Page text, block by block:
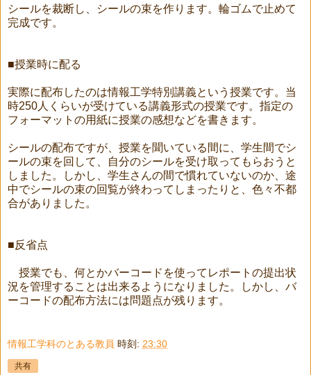
シールを裁断し、シールの束を作ります。輪ゴムで止めて
完成です。
■授業時に配る
実際に配布したのは情報工学特別講義という授業です。当
時250人くらいが受けている講義形式の授業です。指定の
フォーマットの用紙に授業の感想などを書きます。
シールの配布ですが、授業を聞いている間に、学生間でシ
ールの束を回して、自分のシールを受け取ってもらおうと
しました。しかし、学生さんの間で慣れていないのか、途
中でシールの束の回覧が終わってしまったりと、色々不都
合がありました。
■反省点
授業でも、何とかバーコードを使ってレポートの提出状
況を管理することは出来るようになりました。しかし、バ
ーコードの配布方法には問題点が残ります。
情報工学科のとある教員 時刻: 23:30
共有